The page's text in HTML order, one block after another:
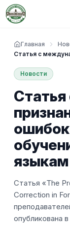
Главная
Статья с
Новости
ошибок
языкам
Статья «The
Correction in
опубликована